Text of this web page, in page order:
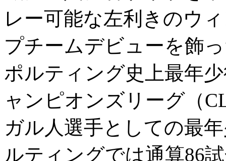
レー可能な左利きのウ
プチームデビューを飾
ポルティング史上最年
ャンピオンズリーグ（
ガル人選手としての最
ルティングでは通算86